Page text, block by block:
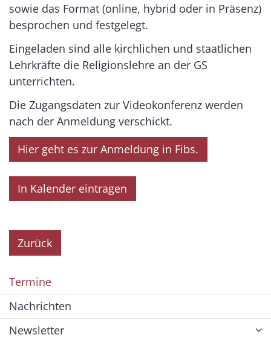
sowie das Format (online, hybrid oder in Präsenz)
besprochen und festgelegt.
Eingeladen sind alle kirchlichen und staatlichen
Lehrkräfte die Religionslehre an der GS
unterrichten.
Die Zugangsdaten zur Videokonferenz werden
nach der Anmeldung verschickt.
Hier geht es zur Anmeldung in Fibs.
In Kalender eintragen
Zurück
Termine
Nachrichten
Newsletter